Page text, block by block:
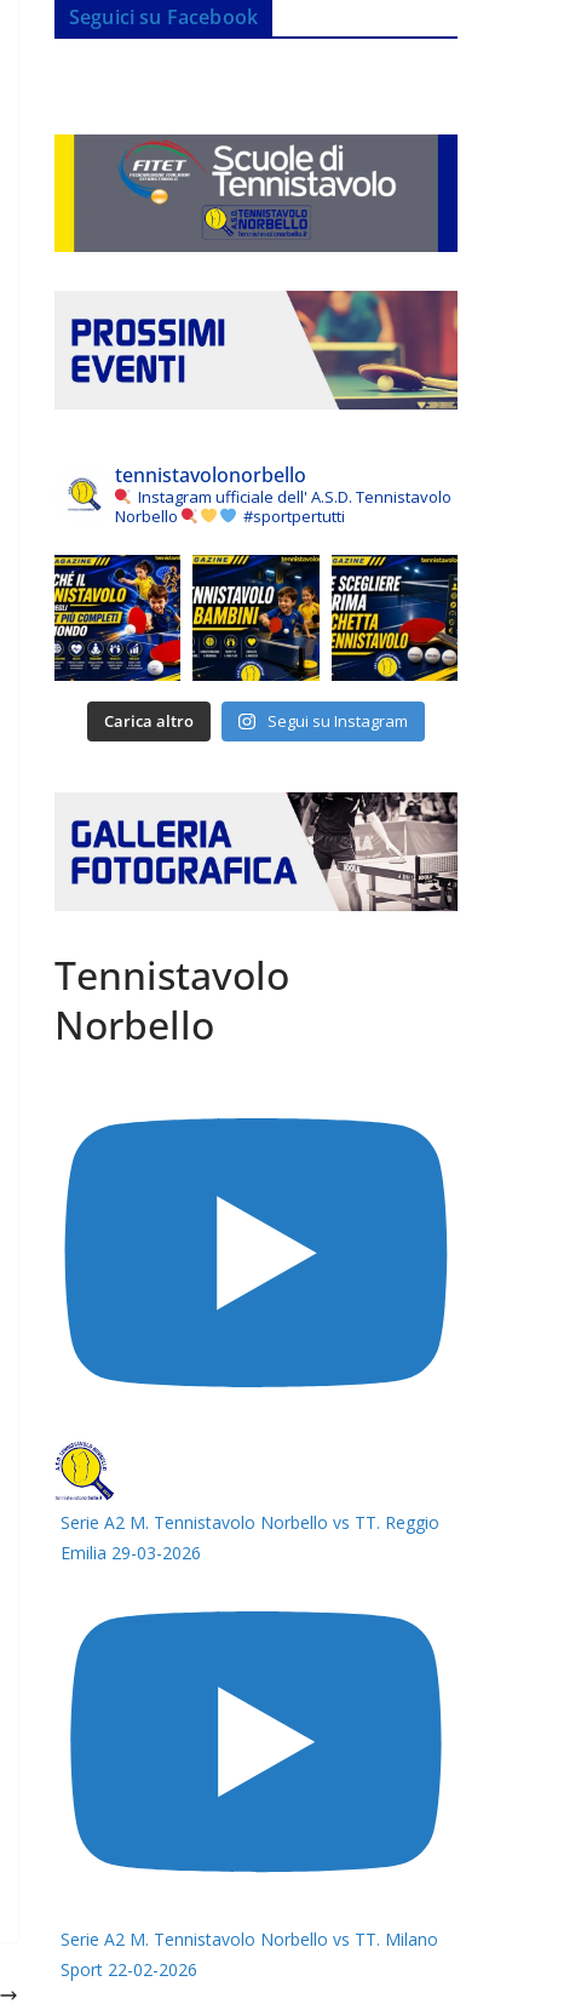
Seguici su Facebook
tennistavolonorbello
Instagram ufficiale dell' A.S.D. Tennistavolo
Norbello
#sportpertutti
Carica altro Segui su Instagram
Tennistavolo
Norbello
Serie A2 M. Tennistavolo Norbello vs TT. Reggio
Emilia 29-03-2026
Serie A2 M. Tennistavolo Norbello vs TT. Milano
Sport 22-02-2026